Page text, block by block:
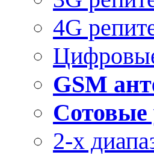
4G
GSM
Сотовые
2-х